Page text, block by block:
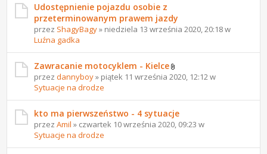
Udostępnienie pojazdu osobie z
przeterminowanym prawem jazdy
przez ShagyBagy» niedziela 13 września 2020, 20:18 w
Luźna gadka
Zawracanie motocyklem - Kielce
przezdannyboy» piątek 11 września 2020, 12:12 w
Sytuacje na drodze
kto ma pierwszeństwo - 4 sytuacje
przezAmil » czwartek 10 września 2020, 09:23 w
Sytuacje na drodze